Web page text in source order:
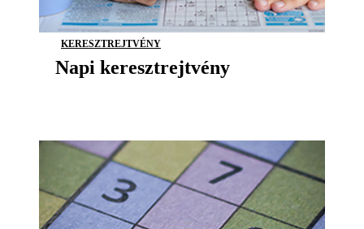
KERESZTREJTVÉNY
Napi keresztrejtvény